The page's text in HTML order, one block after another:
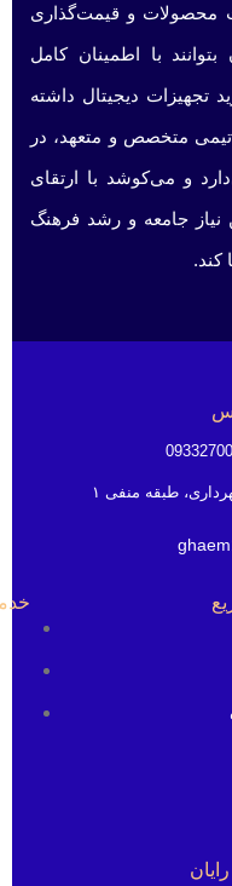
محصولات و قیمت‌گذاری
با اطمینان کامل
تجهیزات دیجیتال داشته
تیمی متخصص و متعهد، در
و می‌کوشد با ارتقای
جامعه و رشد فرهنگ
کند.
طبقه منفی ۱